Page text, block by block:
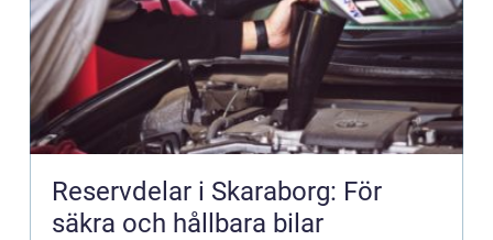
Reservdelar i Skaraborg: För
säkra och hållbara bilar